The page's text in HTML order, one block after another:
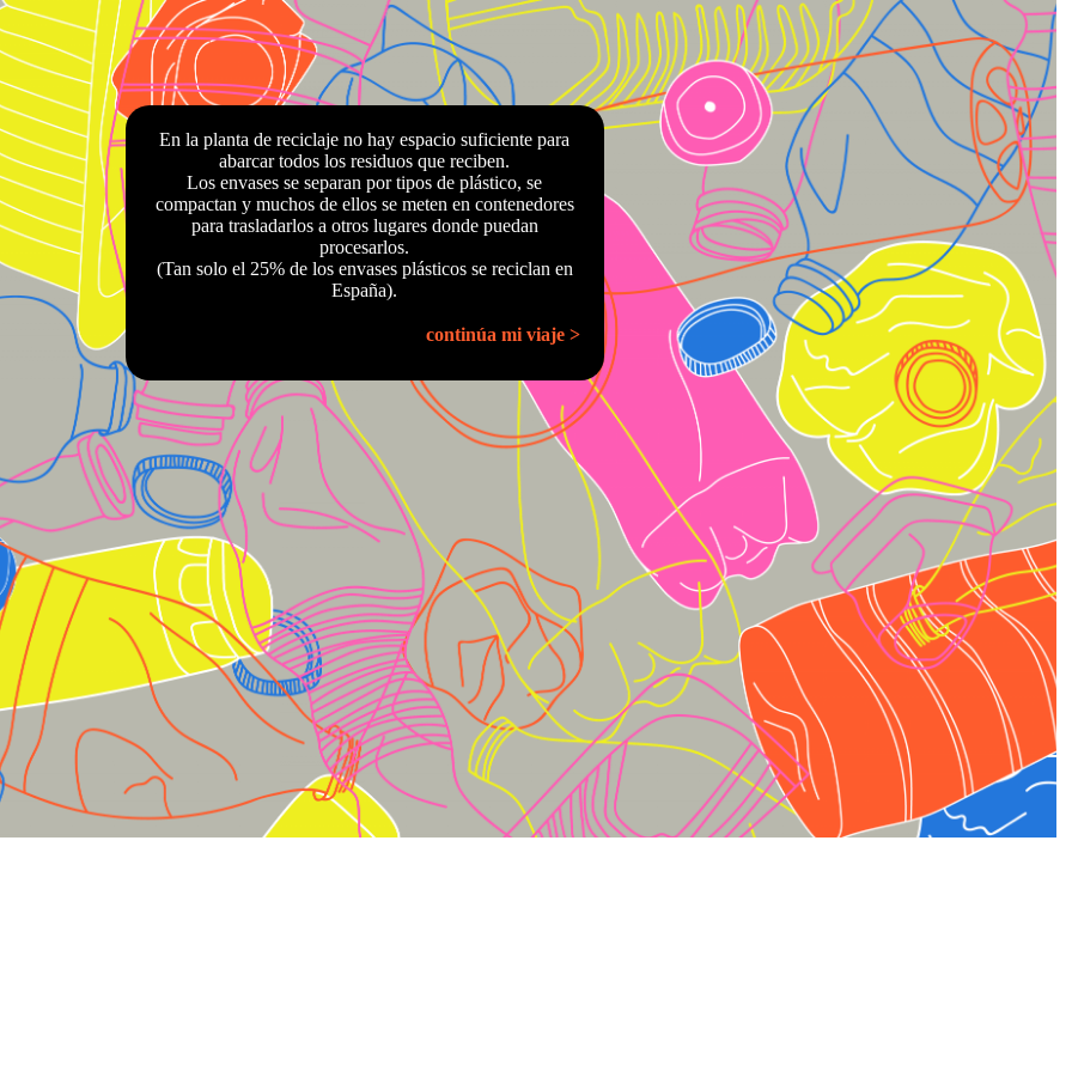
En la planta de reciclaje no hay espacio suficiente para
abarcar todos los residuos que reciben.
Los envases se separan por tipos de plástico, se
compactan y muchos de ellos se meten en contenedores
para trasladarlos a otros lugares donde puedan
procesarlos.
(Tan solo el 25% de los envases plásticos se reciclan en
España).
continúa mi viaje >